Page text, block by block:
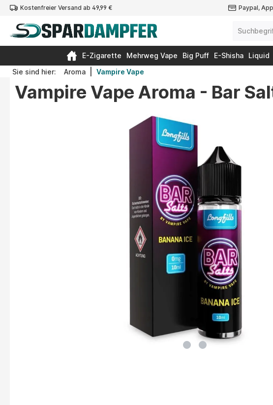
Zur Hauptnavigation springen
Kostenfreier Versand ab 49,99 € Paypal,
E-Zigarette Mehrweg Vape Big Puff E-Shisha Liquid
Sie sind hier:
Aroma Vampire Vape
Vampire Vape Aroma - Bar